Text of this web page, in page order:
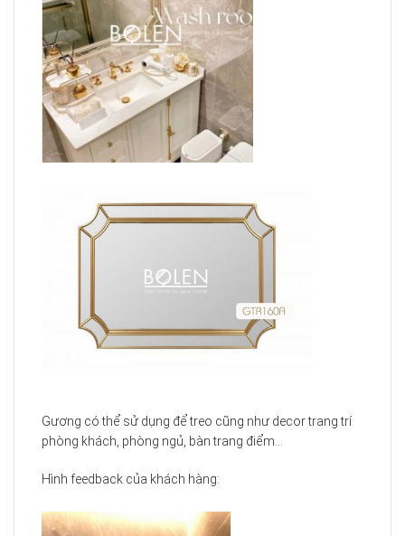
Gương có thể sử dụng để treo cũng như decor trang trí
phòng khách, phòng ngủ, bàn trang điểm…
Hình feedback của khách hàng: